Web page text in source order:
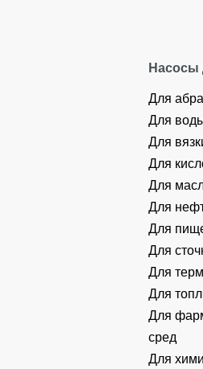
Насосы
Для
Для
Для
Для
Для
Для
Для
Для
Для
Для
Для
сред
Для